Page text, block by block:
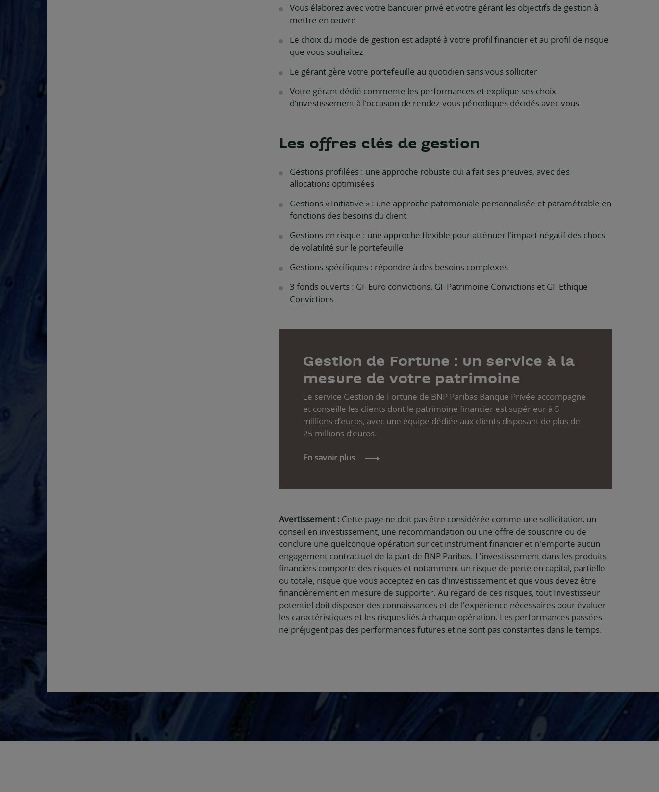
Vous élaborez avec votre banquier privé et votre gérant les objectifs de gestion à
mettre en œuvre
Le choix du mode de gestion est adapté à votre profil financier et au profil de risque
que vous souhaitez
Le gérant gère votre portefeuille au quotidien sans vous solliciter
Votre gérant dédié commente les performances et explique ses choix
d’investissement à l’occasion de rendez-vous périodiques décidés avec vous
Les offres clés de gestion
Gestions profilées : une approche robuste qui a fait ses preuves, avec des
allocations optimisées
Gestions « Initiative » : une approche patrimoniale personnalisée et paramétrable en
fonctions des besoins du client
Gestions en risque : une approche flexible pour atténuer l'impact négatif des chocs
de volatilité sur le portefeuille
Gestions spécifiques : répondre à des besoins complexes
3 fonds ouverts : GF Euro convictions, GF Patrimoine Convictions et GF Ethique
Convictions
Gestion de Fortune : un service à la
mesure de votre patrimoine
Le service Gestion de Fortune de BNP Paribas Banque Privée accompagne
et conseille les clients dont le patrimoine financier est supérieur à 5
millions d’euros, avec une équipe dédiée aux clients disposant de plus de
25 millions d’euros.
En savoir plus
Avertissement : Cette page ne doit pas être considérée comme une sollicitation, un
conseil en investissement, une recommandation ou une offre de souscrire ou de
conclure une quelconque opération sur cet instrument financier et n'emporte aucun
engagement contractuel de la part de BNP Paribas. L'investissement dans les produits
financiers comporte des risques et notamment un risque de perte en capital, partielle
ou totale, risque que vous acceptez en cas d'investissement et que vous devez être
financièrement en mesure de supporter. Au regard de ces risques, tout Investisseur
potentiel doit disposer des connaissances et de l'expérience nécessaires pour évaluer
les caractéristiques et les risques liés à chaque opération. Les performances passées
ne préjugent pas des performances futures et ne sont pas constantes dans le temps.